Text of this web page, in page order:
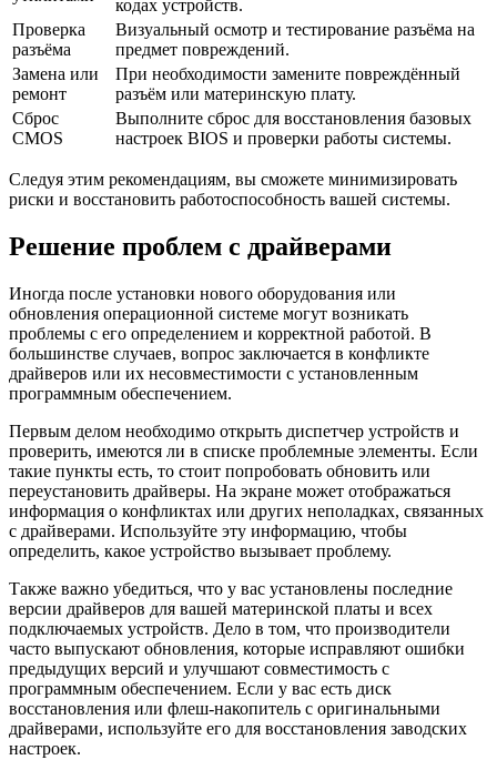
кодах устройств.
Проверка
разъёма
Визуальный осмотр и тестирование разъёма на
предмет повреждений.
Замена или
ремонт
При необходимости замените повреждённый
разъём или материнскую плату.
Сброс
CMOS
Выполните сброс для восстановления базовых
настроек BIOS и проверки работы системы.
Следуя этим рекомендациям, вы сможете минимизировать
риски и восстановить работоспособность вашей системы.
Решение проблем с драйверами
Иногда после установки нового оборудования или
обновления операционной системе могут возникать
проблемы с его определением и корректной работой. В
большинстве случаев, вопрос заключается в конфликте
драйверов или их несовместимости с установленным
программным обеспечением.
Первым делом необходимо открыть диспетчер устройств и
проверить, имеются ли в списке проблемные элементы. Если
такие пункты есть, то стоит попробовать обновить или
переустановить драйверы. На экране может отображаться
информация о конфликтах или других неполадках, связанных
с драйверами. Используйте эту информацию, чтобы
определить, какое устройство вызывает проблему.
Также важно убедиться, что у вас установлены последние
версии драйверов для вашей материнской платы и всех
подключаемых устройств. Дело в том, что производители
часто выпускают обновления, которые исправляют ошибки
предыдущих версий и улучшают совместимость с
программным обеспечением. Если у вас есть диск
восстановления или флеш-накопитель с оригинальными
драйверами, используйте его для восстановления заводских
настроек.